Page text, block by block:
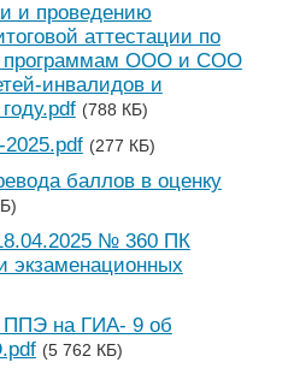
и проведению
аттестации по
программам ООО и СОО
инвалидов и
(788 КБ)
(277 КБ)
баллов в оценку
№ 360 ПК
экзаменационных
на ГИА- 9 об
(5 762 КБ)